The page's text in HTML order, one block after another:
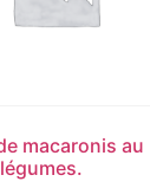
macaronis au